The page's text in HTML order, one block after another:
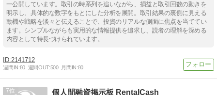
一公開しています。取引の時系列を追いながら、損益と取引回数の動きを
明示し、具体的な数字をもとにした分析を展開。取引結果の裏側に見える
動機や戦略を淡々と伝えることで、投資のリアルな側面に焦点を当ててい
ます。シンプルながらも実用的な情報提供を追求し、読者の理解を深める
内容として特長づけられています。
2141712
週間IN:80 週間OUT:500 月間IN:80
7 個人間融資掲示板 RentalCash